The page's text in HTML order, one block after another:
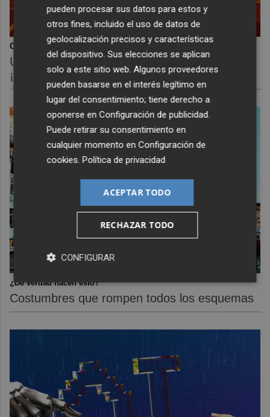
Corepunk MMORPG
Un verdadero MMORPG de la vieja escuela
¡Cómo los de antes, pero mejor!
¿De verdad hacen esto?
Costumbres que rompen todos los esquemas
pueden procesar sus datos para estos y
otros fines, incluido el uso de datos de
geolocalización precisos y características
del dispositivo. Sus elecciones se aplican
solo a este sitio web. Algunos proveedores
pueden basarse en el interés legítimo en
lugar del consentimiento; tiene derecho a
oponerse enConfiguración de publicidad
Puede retirar su consentimiento en
cualquier momento enConfiguración de
cookies .Política de privacidad
ACEPTAR TODO
RECHAZAR TODO
CONFIGURAR